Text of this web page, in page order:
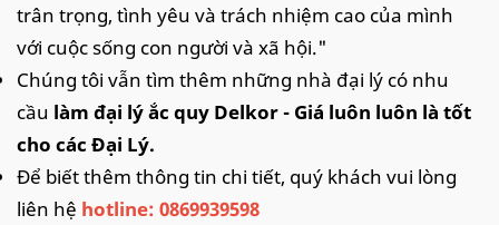
trân trọng, tình yêu và trách nhiệm cao của mình
với cuộc sống con người và xã hội."
Chúng tôi vẫn tìm thêm những nhà đại lý có nhu
cầu làm đại lý ắc quy Delkor - Giá luôn luôn là tốt
cho các Đại Lý.
Để biết thêm thông tin chi tiết, quý khách vui lòng
liên hệ hotline: 0869939598